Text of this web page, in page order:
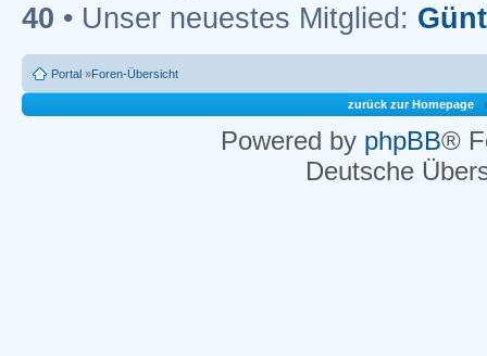
40 • Unser neuestes Mitglied:
Portal »Foren-Übersicht
zurück zur Homepage ‹
Powered by phpBB®
Deutsche